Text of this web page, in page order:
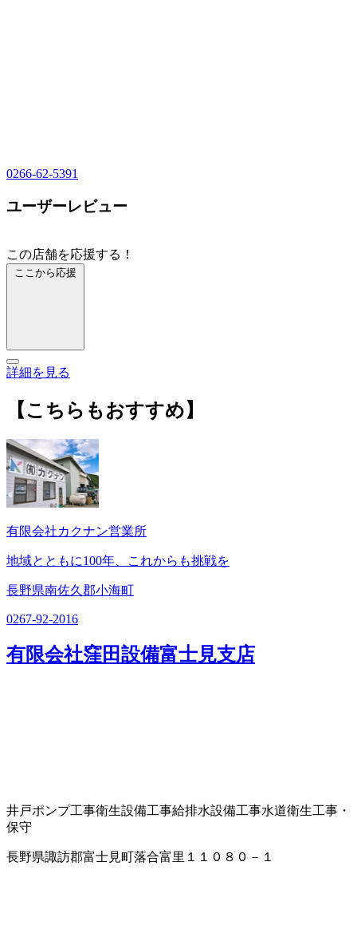
0266-62-5391
ユーザーレビュー
この店舗を応援する！
ここから応援
詳細を見る
【こちらもおすすめ】
有限会社カクナン営業所
地域とともに100年、これからも挑戦を
長野県南佐久郡小海町
0267-92-2016
有限会社窪田設備富士見支店
井戸ポンプ工事衛生設備工事給排水設備工事水道衛生工事・
保守
長野県諏訪郡富士見町落合富里１１０８０－１